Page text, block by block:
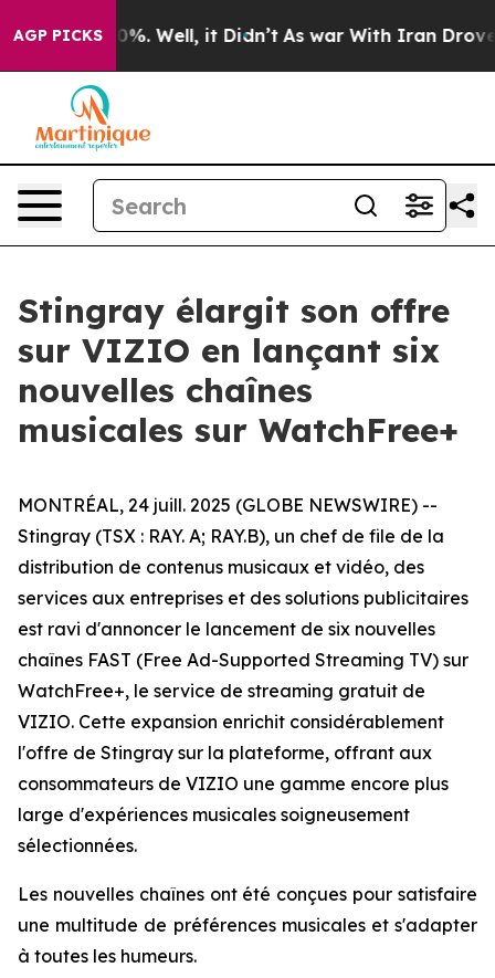
AGP PICKS40%. Well, it Didn’t As war With Iran Drove oil
Stingray élargit son offre
sur VIZIO en lançant six
nouvelles chaînes
musicales sur WatchFree+
MONTRÉAL, 24 juill. 2025 (GLOBE NEWSWIRE) --
Stingray (TSX : RAY. A; RAY.B), un chef de file de la
distribution de contenus musicaux et vidéo, des
services aux entreprises et des solutions publicitaires
est ravi d'annoncer le lancement de six nouvelles
chaînes FAST (Free Ad-Supported Streaming TV) sur
WatchFree+, le service de streaming gratuit de
VIZIO. Cette expansion enrichit considérablement
l'offre de Stingray sur la plateforme, offrant aux
consommateurs de VIZIO une gamme encore plus
large d'expériences musicales soigneusement
sélectionnées.
Les nouvelles chaînes ont été conçues pour satisfaire
une multitude de préférences musicales et s'adapter
à toutes les humeurs.